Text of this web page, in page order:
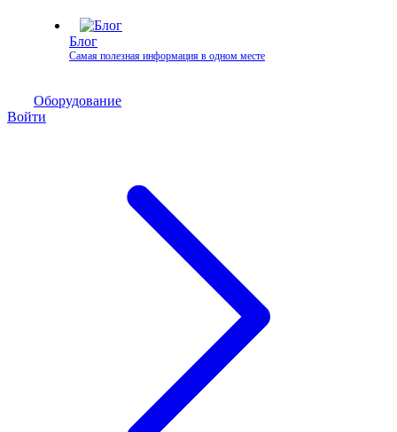
Блог
Самая полезная информация в одном месте
Оборудование
Войти